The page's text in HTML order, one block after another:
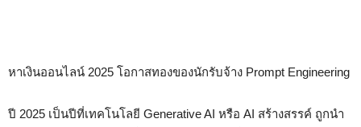
หาเงินออนไลน์ 2025 โอกาสทองของนักรับจ้าง Prompt Engineering
ปี 2025 เป็นปีที่เทคโนโลยี Generative AI หรือ AI สร้างสรรค์ ถูกนำ